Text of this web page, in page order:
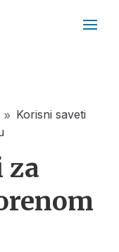
9
Korisni saveti
za